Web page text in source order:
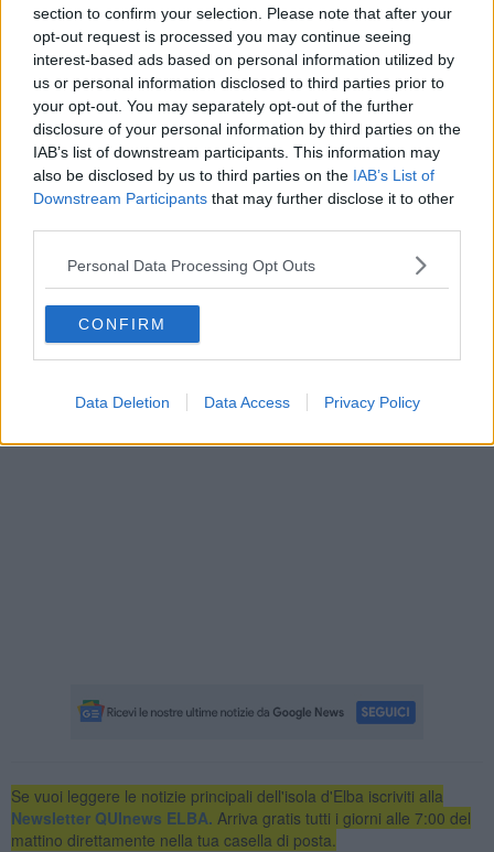
section to confirm your selection. Please note that after your
opt-out request is processed you may continue seeing
interest-based ads based on personal information utilized by
us or personal information disclosed to third parties prior to
your opt-out. You may separately opt-out of the further
disclosure of your personal information by third parties on the
IAB’s list of downstream participants. This information may
also be disclosed by us to third parties on the IAB’s List of
Downstream Participants that may further disclose it to other
Personal Data Processing Opt Outs
CONFIRM
Data Deletion Data Access Privacy Policy
Se vuoi leggere le notizie principali dell'isola d'Elba iscriviti alla
Newsletter QUInews ELBA. Arriva gratis tutti i giorni alle 7:00 del
mattino direttamente nella tua casella di posta.